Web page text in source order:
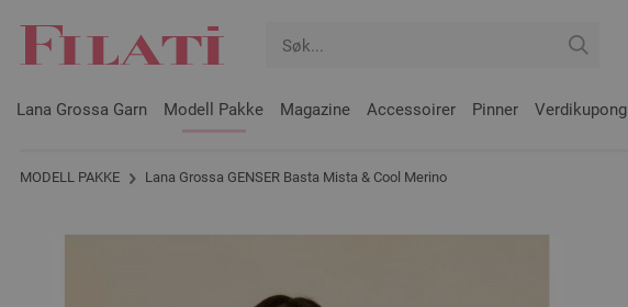
Lana Grossa Garn Modell Pakke Magazine Accessoirer Pinner Verdikupong
MODELL PAKKE Lana Grossa GENSER Basta Mista & Cool Merino